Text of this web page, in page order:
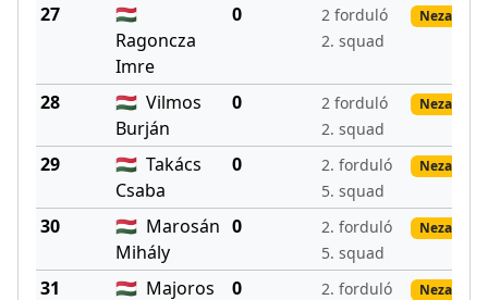
27
🇭🇺
Ragoncza
Imre
0
2 forduló
2. squad
28 🇭🇺 Vilmos
Burján
0
2 forduló
2. squad
29 🇭🇺 Takács
Csaba
0
2. forduló
5. squad
30 🇭🇺 Marosán
Mihály
0
2. forduló
5. squad
31 🇭🇺 Majoros
0
2. forduló